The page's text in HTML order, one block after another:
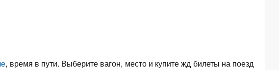
, время в пути. Выберите вагон, место и купите жд билеты на поезд